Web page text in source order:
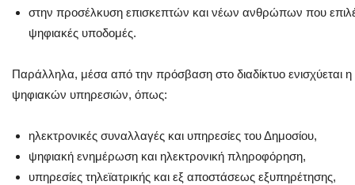
στην προσέλκυση επισκεπτών και νέων ανθρώπων που
ψηφιακές υποδομές.
Παράλληλα, μέσα από την πρόσβαση στο διαδίκτυο ενισχύεται
ψηφιακών υπηρεσιών, όπως:
ηλεκτρονικές συναλλαγές και υπηρεσίες του Δημοσίου,
ψηφιακή ενημέρωση και ηλεκτρονική πληροφόρηση,
υπηρεσίες τηλεϊατρικής και εξ αποστάσεως εξυπηρέτησης,